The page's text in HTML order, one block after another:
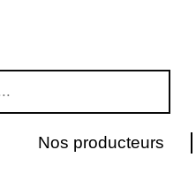
Nos producteurs